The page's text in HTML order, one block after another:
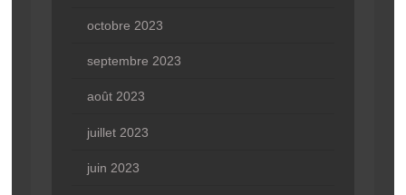
octobre 2023
septembre 2023
août 2023
juillet 2023
juin 2023